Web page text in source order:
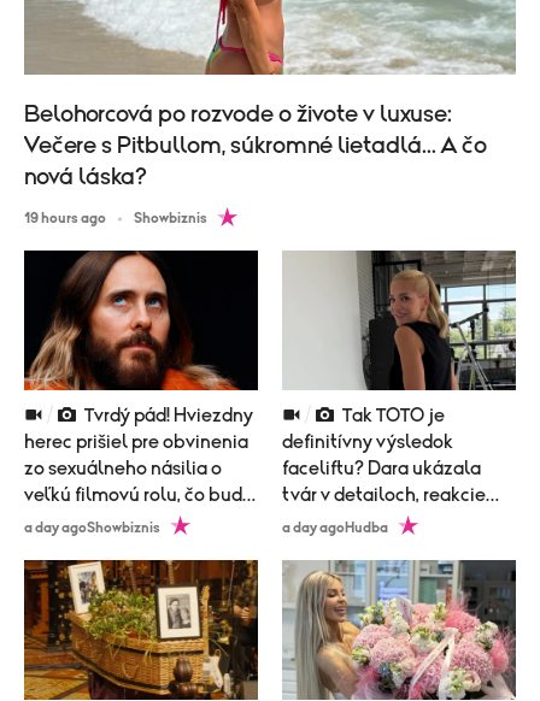
Belohorcová po rozvode o živote v luxuse:
Večere s Pitbullom, súkromné lietadlá... A čo
nová láska?
19 hours ago Showbiznis
herec prišiel pre obvinenia
zo sexuálneho násilia o
veľkú filmovú rolu, čo bude
nasledovať?
a day agoShowbiznis
definitívny výsledok
faceliftu? Dara ukázala
tvár v detailoch, reakcie
prišli okamžite!
a day agoHudba